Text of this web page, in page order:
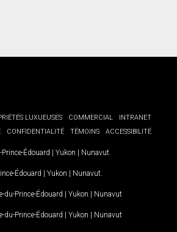
LUXUEUSES COMMERCIAL
INTRANET
CONFIDENTIALITÉ TÉMOINS ACCESSIBILITÉ
Prince-Édouard | Yukon | Nunavut
Édouard | Yukon | Nunavut
du-Prince-Édouard | Yukon | Nunavut
du-Prince-Édouard | Yukon | Nunavut